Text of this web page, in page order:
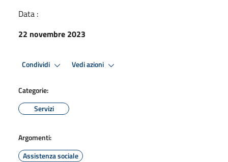
Data :
22 novembre 2023
Condividi Vedi azioni
Categorie:
Servizi
Argomenti:
Assistenza sociale